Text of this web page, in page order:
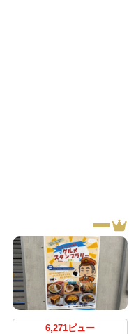
6,271ビュー